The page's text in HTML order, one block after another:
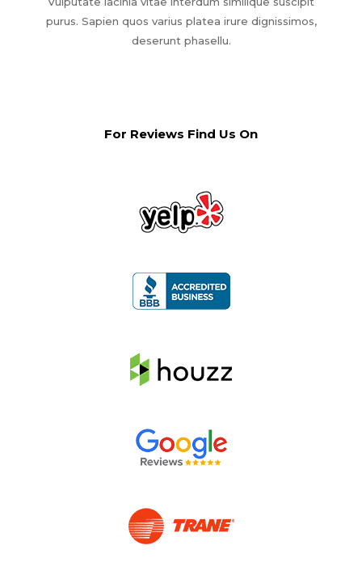
purus. Sapien quos varius platea irure dignissimos,
deserunt phasellu.
For Reviews Find Us On